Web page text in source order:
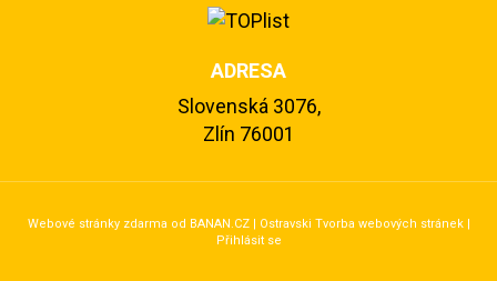
ADRESA
Slovenská 3076,
Zlín 76001
Webové stránky zdarma od BANAN.CZ| Ostravski Tvorba webových stránek
Přihlásit se